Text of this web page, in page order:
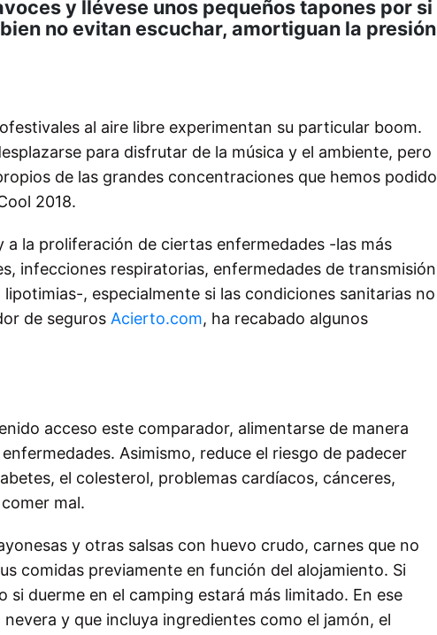
y llévese unos pequeños tapones por si
no evitan escuchar, amortiguan la presión
al aire libre experimentan su particular boom.
para disfrutar de la música y el ambiente, pero
de las grandes concentraciones que hemos podido
2018.
la proliferación de ciertas enfermedades -las más
infecciones respiratorias, enfermedades de transmisión
, especialmente si las condiciones sanitarias no
de seguros Acierto.com, ha recabado algunos
acceso este comparador, alimentarse de manera
Asimismo, reduce el riesgo de padecer
el colesterol, problemas cardíacos, cánceres,
mal.
y otras salsas con huevo crudo, carnes que no
comidas previamente en función del alojamiento. Si
duerme en el camping estará más limitado. En ese
y que incluya ingredientes como el jamón, el